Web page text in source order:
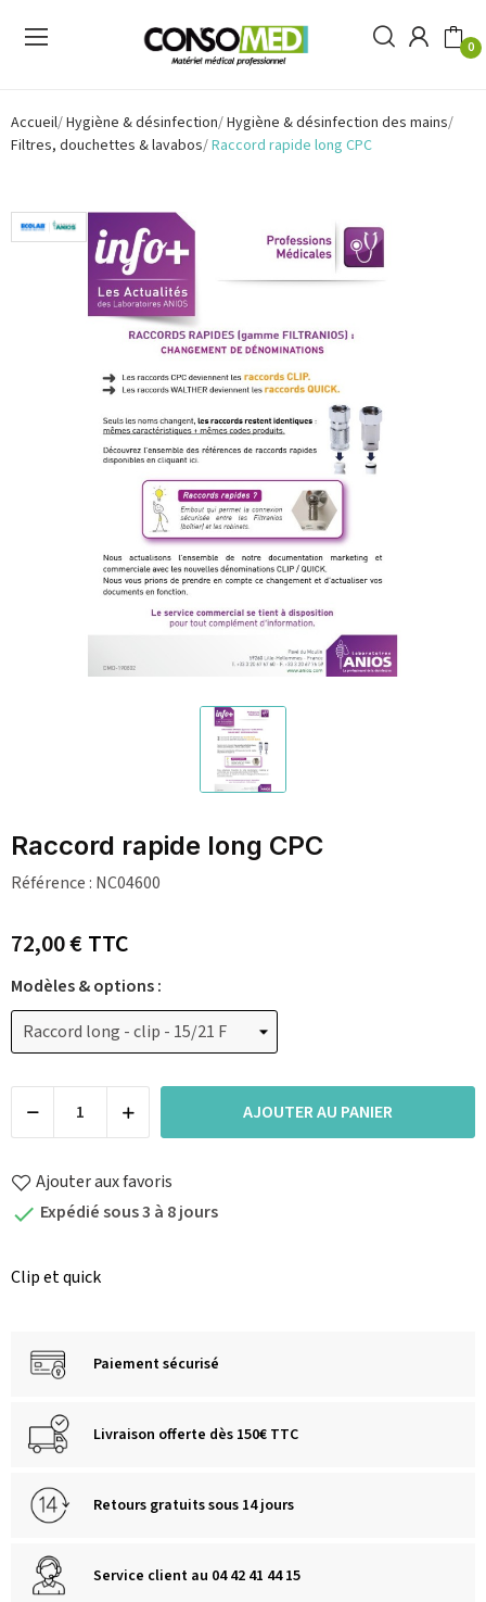
0
Accueil Hygiène & désinfection Hygiène & désinfection des mains
Filtres, douchettes & lavabos Raccord rapide long CPC
Raccord rapide long CPC
Référence : NC04600
72,00 €TTC
Modèles & options :
AJOUTER AU PANIER
Ajouter aux favoris
 Expédié sous 3 à 8 jours
Clip et quick
Paiement sécurisé
Livraison offerte dès 150€ TTC
Retours gratuits sous 14 jours
Service client au 04 42 41 44 15